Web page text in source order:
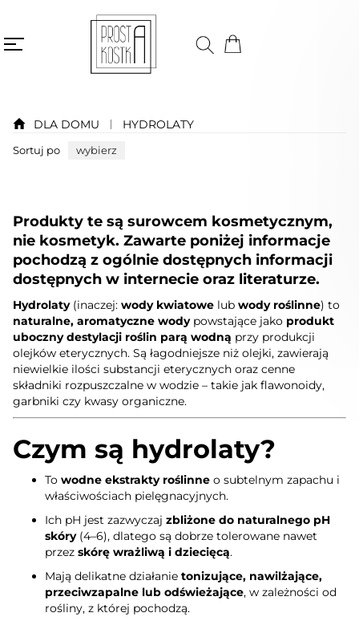
DLA DOMU HYDROLATY
Sortuj po wybierz
Produkty te są surowcem kosmetycznym,
nie kosmetyk. Zawarte poniżej informacje
pochodzą z ogólnie dostępnych informacji
dostępnych w internecie oraz literaturze.
Hydrolaty(inaczej:wody kwiatowe lubwody roślinne) to
naturalne, aromatyczne wodypowstające jako produkt
uboczny destylacji roślin parą wodną przy produkcji
olejków eterycznych. Są łagodniejsze niż olejki, zawierają
niewielkie ilości substancji eterycznych oraz cenne
składniki rozpuszczalne w wodzie – takie jak flawonoidy,
garbniki czy kwasy organiczne.
Czym są hydrolaty?
Towodne ekstrakty roślinne o subtelnym zapachu i
właściwościach pielęgnacyjnych.
Ich pH jest zazwyczajzbliżone do naturalnego pH
skóry(4–6), dlatego są dobrze tolerowane nawet
przezskórę wrażliwą i dziecięcą.
Mają delikatne działanietonizujące, nawilżające,
przeciwzapalne lub odświeżające, w zależności od
rośliny, z której pochodzą.